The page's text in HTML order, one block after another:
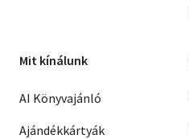
Mit kínálunk
AI Könyvajánló
Ajándékkártyák